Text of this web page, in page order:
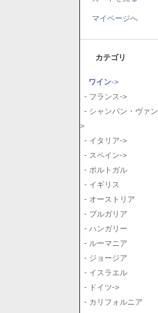
マイページへ
カテゴリ
ワイン->
- フランス->
- シャンパン・ヴァ
>
- イタリア->
- スペイン->
- ポルトガル
- イギリス
- オーストリア
- ブルガリア
- ハンガリー
- ルーマニア
- ジョージア
- イスラエル
- ドイツ->
- カリフォルニア